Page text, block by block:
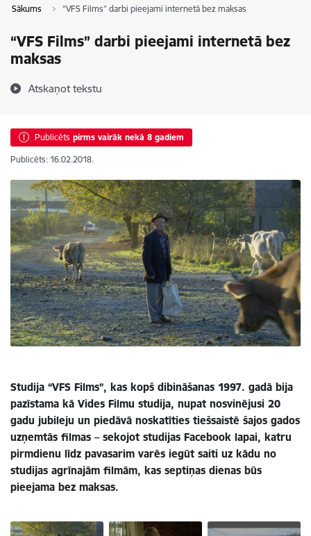
Sākums “VFS Films” darbi pieejami internetā bez maksas
“VFS Films” darbi pieejami internetā bez
maksas
Atskaņot tekstu
Publicēts pirms vairāk nekā 8 gadiem
Publicēts: 16.02.2018.
Studija “VFS Films”, kas kopš dibināšanas 1997. gadā bija
pazīstama kā Vides Filmu studija, nupat nosvinējusi 20
gadu jubileju un piedāvā noskatīties tiešsaistē šajos gados
uzņemtās filmas – sekojot studijas Facebook lapai, katru
pirmdienu līdz pavasarim varēs iegūt saiti uz kādu no
studijas agrīnajām filmām, kas septiņas dienas būs
pieejama bez maksas.